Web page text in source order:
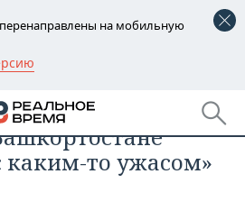
на мобильную
«Период
то ужасом»